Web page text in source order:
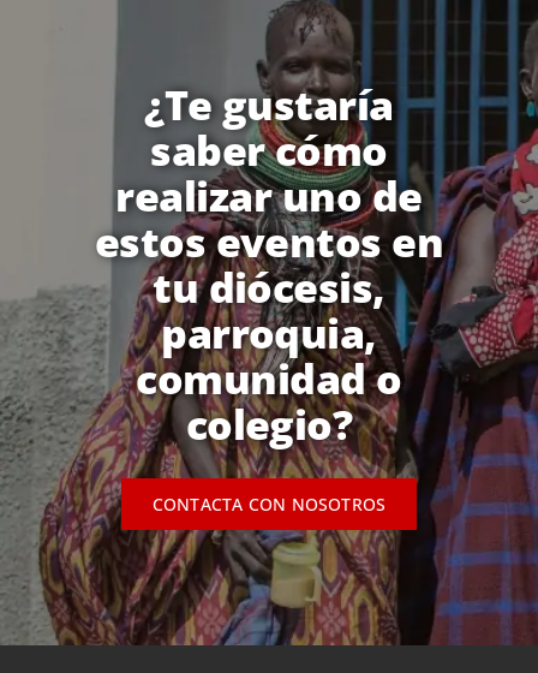
¿Te gustaría
saber cómo
realizar uno de
estos eventos en
tu diócesis,
parroquia,
comunidad o
colegio?
CONTACTA CON NOSOTROS